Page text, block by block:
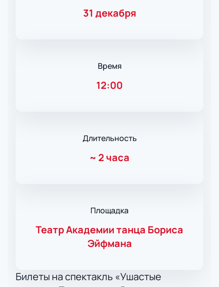
31 декабря
Время
12:00
Длительность
~ 2 часа
Площадка
Театр Академии танца Бориса
Эйфмана
Билеты на спектакль «Ушастые